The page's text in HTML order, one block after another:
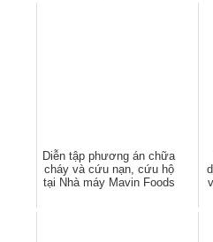
Diễn tập phương án chữa
cháy và cứu nạn, cứu hộ
tại Nhà máy Mavin Foods